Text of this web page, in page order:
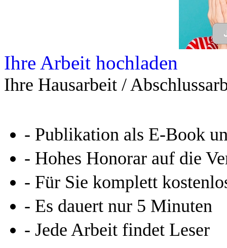
Ihre Arbeit hochladen
Ihre Hausarbeit /
- Publikation als E-Book
- Hohes Honorar auf die
- Für Sie komplett
- Es dauert nur 5 Minuten
- Jede Arbeit findet Leser